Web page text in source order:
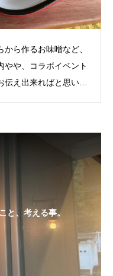
ら作るお味噌など、
やや、コラボイベント
え出来ればと思いま
、考える事。